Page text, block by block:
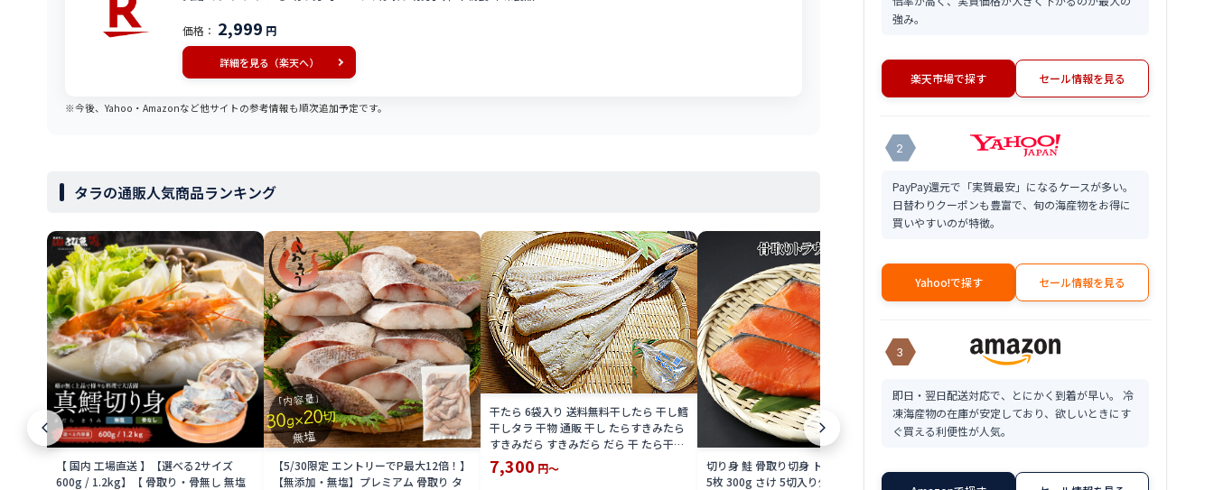
価格： 2,999 円
詳細を見る（楽天へ）
※今後、Yahoo・Amazonなど他サイトの参考情報も順次追加予定です。
タラの通販人気商品ランキング
【 国内 工場直送 】【選べる2サイズ
600g / 1.2kg】【 骨取り・骨無し 無塩
【5/30限定 エントリーでP最大12倍！】
【無添加・無塩】プレミアム 骨取り タ
干たら 6袋入り 送料無料干したら 干し鱈
干しタラ 干物 通販 干し たらすきみたら
すきみだら すきみだら だら 干 たら干し
だら 干しだら 送料込 価格 プゴク 寒干し
たら 限定 楽天 通販 価格 特価 販売 お土
7,300 円～
切り身 鮭 骨取り切身 トラウトサーモン
5枚 300g さけ 5切入り少量パックで使い
干たら 1袋入り 送料無料 干し たら 干 た
ら干したら 干し鱈 干しタラ 干物 通販す
したら 限定 楽天 通販 価格 特価 販売 お
したら 限定
強み。
楽天市場で探す セール情報を見る
2
PayPay還元で「実質最安」になるケースが多い。
日替わりクーポンも豊富で、旬の海産物をお得に
買いやすいのが特徴。
Yahoo!で探す セール情報を見る
3
即日・翌日配送対応で、とにかく到着が早い。 冷
凍海産物の在庫が安定しており、欲しいときにす
ぐ買える利便性が人気。